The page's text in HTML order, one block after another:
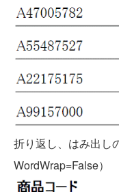
折り返し、はみ出し
WordWrap=False）